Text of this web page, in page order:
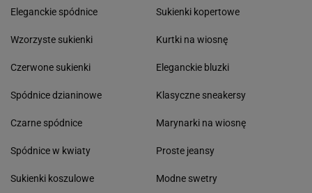
Eleganckie spódnice
Wzorzyste sukienki
Czerwone sukienki
Spódnice dzianinowe
Czarne spódnice
Spódnice w kwiaty
Sukienki koszulowe
Sukienki kopertowe
Kurtki na wiosnę
Eleganckie bluzki
Klasyczne sneakersy
Marynarki na wiosnę
Proste jeansy
Modne swetry